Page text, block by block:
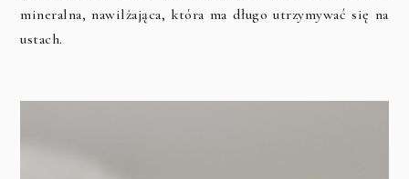
mineralna, nawilżająca, która ma długo utrzymywać się na
ustach.